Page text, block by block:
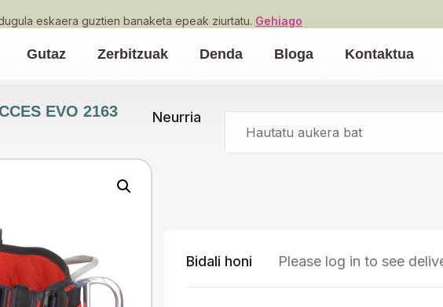
eskaera guztien banaketa epeak ziurtatu. Gehiago
Gutaz Zerbitzuak Denda Bloga Kontaktua
EVO 2163
Neurria
Hautatu aukera bat
Bidali honi Please log in to see